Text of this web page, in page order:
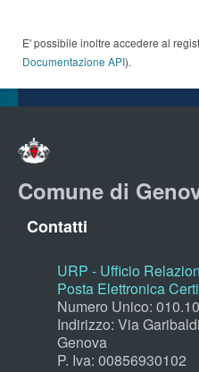
E' possibile inoltre accedere al
Documentazione API).
Comune di
Contatti
URP - Ufficio
Posta Elettronica
Numero Unico:
Indirizzo: Via
Genova
P. Iva: 00856930102